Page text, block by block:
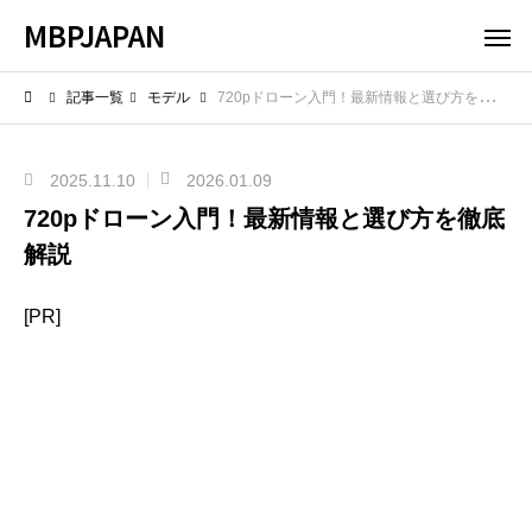
MBPJAPAN
記事一覧 モデル 720pドローン入門！最新情報と選び方を徹底解説
2025.11.10 2026.01.09
720pドローン入門！最新情報と選び方を徹底
解説
[PR]